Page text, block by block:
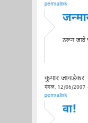
permalink
ठरून जावे
कुमार जावडेकर
मंगळ, 12/06/2007
permalink
वा!